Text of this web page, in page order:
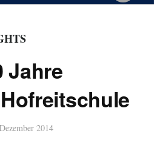
Jahre
2014